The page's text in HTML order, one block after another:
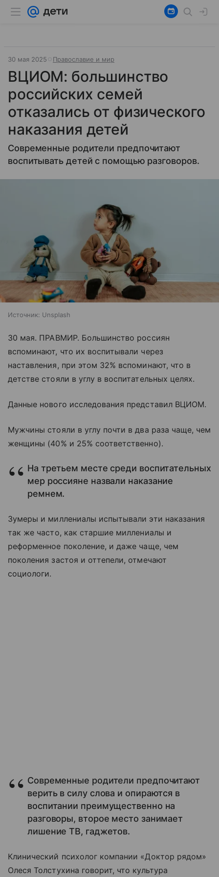
30 мая 2025 Православие и мир
ВЦИОМ: большинство
российских семей
отказались от физического
наказания детей
Современные родители предпочитают
воспитывать детей с помощью разговоров.
Источник: Unsplash
30 мая. ПРАВМИР. Большинство россиян
вспоминают, что их воспитывали через
наставления, при этом 32% вспоминают, что в
детстве стояли в углу в воспитательных целях.
Данные нового исследования представил ВЦИОМ.
Мужчины стояли в углу почти в два раза чаще, чем
женщины (40% и 25% соответственно).
На третьем месте среди воспитательных
мер россияне назвали наказание
ремнем.
Зумеры и миллениалы испытывали эти наказания
так же часто, как старшие миллениалы и
реформенное поколение, и даже чаще, чем
поколения застоя и оттепели, отмечают
социологи.
Современные родители предпочитают
верить в силу слова и опираются в
воспитании преимущественно на
разговоры, второе место занимает
лишение ТВ, гаджетов.
Клинический психолог компании «Доктор рядом»
Олеся Толстухина говорит, что культура